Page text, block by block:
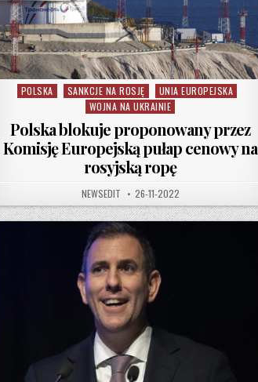
Posted in
POLSKA SANKCJE NA ROSJĘ
UNIA EUROPEJSKA
WOJNA NA UKRAINIE
Polska blokuje proponowany przez
Komisję Europejską pułap cenowy na
rosyjską ropę
AUTHOR:
NEWSEDIT PUBLISHED DATE:
26-11-2022